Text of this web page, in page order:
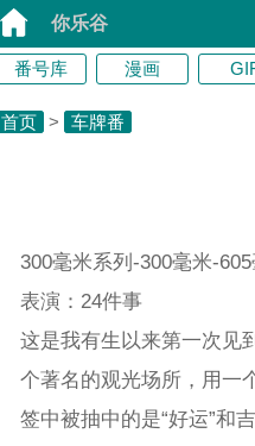
你乐谷
番号库 漫画
首页 > 车牌番
300毫米系列-300毫米-
表演：24件事
这是我有生以来第一次见
个著名的观光场所，用一
签中被抽中的是“好运”和